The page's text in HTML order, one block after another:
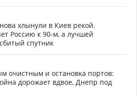
хлынули в Киев рекой.
Россию к 90-м, а лучшей
спутник
очистным и остановка портов:
дорожает вдвое, Днепр под